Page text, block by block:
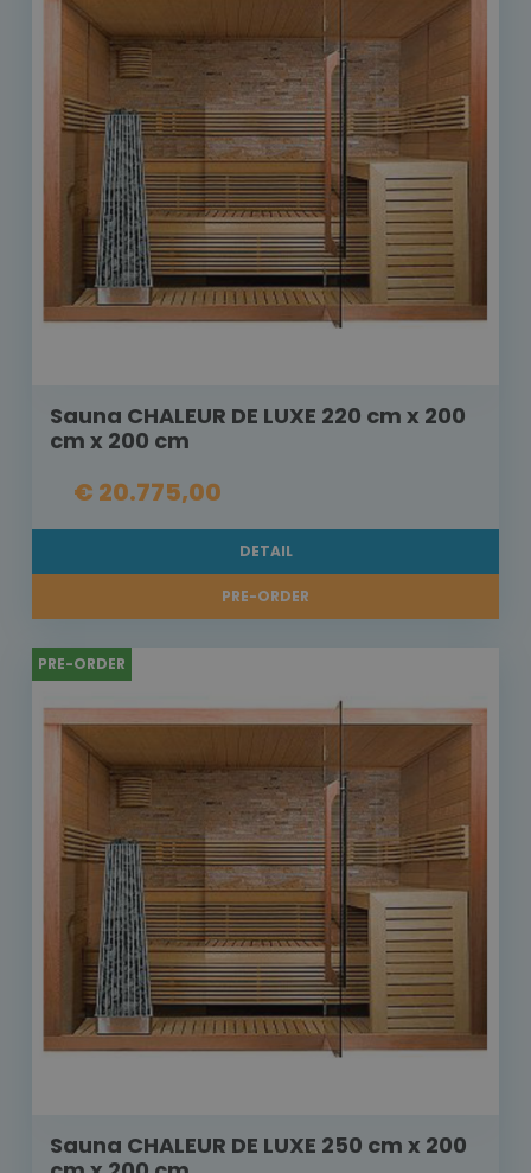
Sauna CHALEUR DE LUXE 220 cm x 200
cm x 200 cm
€ 20.775,00
DETAIL
PRE-ORDER
PRE-ORDER
Sauna CHALEUR DE LUXE 250 cm x 200